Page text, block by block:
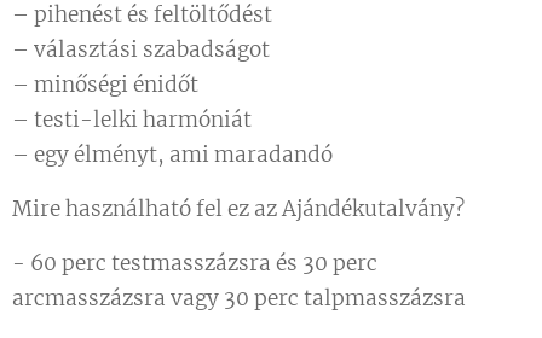
– pihenést és feltöltődést
– választási szabadságot
– minőségi énidőt
– testi-lelki harmóniát
– egy élményt, ami maradandó
Mire használható fel ez az Ajándékutalvány?
- 60 perc testmasszázsra és 30 perc
arcmasszázsra vagy 30 perc talpmasszázsra